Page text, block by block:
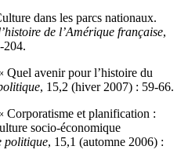
dans les parcs nationaux.
de l’Amérique française,
204.
avenir pour l’histoire du
, 15,2 (hiver 2007) : 59-66.
et planification :
socio-économique
politique, 15,1 (automne 2006) :